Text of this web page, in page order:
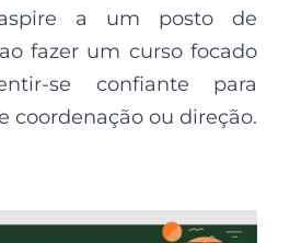
a um posto de
fazer um curso focado
se confiante para
coordenação ou direção.